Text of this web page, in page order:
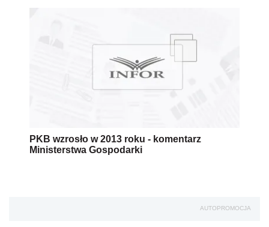
PKB wzrosło w 2013 roku - komentarz
Ministerstwa Gospodarki
AUTOPROMOCJA